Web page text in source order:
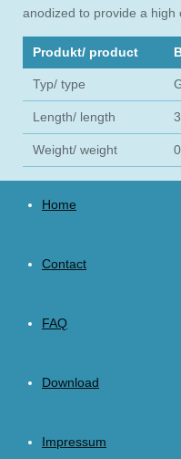
anodized to provide a high
Produkt/ product
Typ/ type
Length/ length
Weight/ weight
Home
Contact
FAQ
Download
Impressum